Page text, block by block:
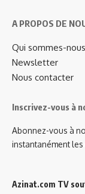
A PROPOS DE
Qui sommes-
Newsletter
Nous contacter
Inscrivez-vous à
Abonnez-vous à
instantanément
Azinat.com TV